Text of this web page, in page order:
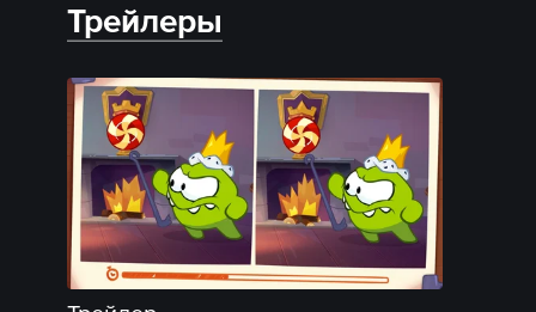
Трейлеры